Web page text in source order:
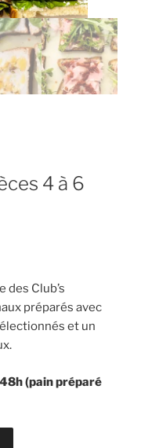
4 à 6
des Club’s
préparés avec
et un
(pain préparé